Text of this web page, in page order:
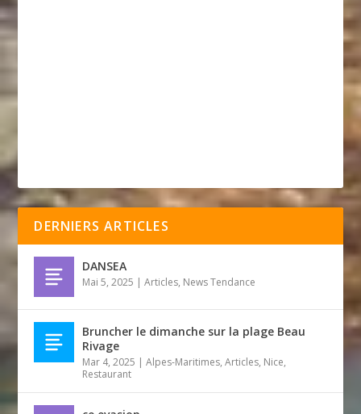
DERNIERS ARTICLES
DANSEA
Mai 5, 2025 |Articles, News Tendance
Bruncher le dimanche sur la plage Beau
Rivage
Mar 4, 2025 |Alpes-Maritimes,Articles, Nice,
Restaurant